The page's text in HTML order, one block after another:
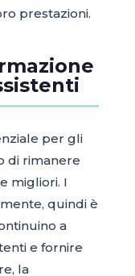
prestazioni.
per gli
di rimanere
migliori. I
quindi è
a
e fornire
la